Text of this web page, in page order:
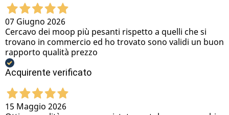
07 Giugno 2026
Cercavo dei moop più pesanti rispetto a quelli che si
trovano in commercio ed ho trovato sono validi un buon
rapporto qualità prezzo
Acquirente verificato
15 Maggio 2026